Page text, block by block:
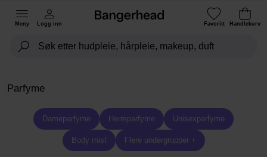
Meny Logg inn Favoritt Handlekurv
Parfyme
Dameparfyme Herreparfyme Unisexparfyme
Body mist Flere undergrupper +